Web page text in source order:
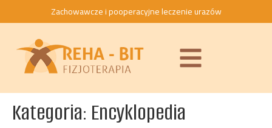
Zachowawcze i pooperacyjne leczenie urazów
Kategoria: Encyklopedia